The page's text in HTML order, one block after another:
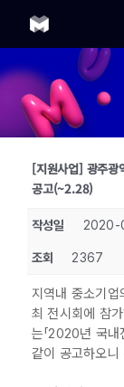
content
[지원사업] 광주광
공고(~2.28)
작성일 2020-
조회 2367
지역내 중소기업
최 전시회에 참
는「2020년 국내
같이 공고하오